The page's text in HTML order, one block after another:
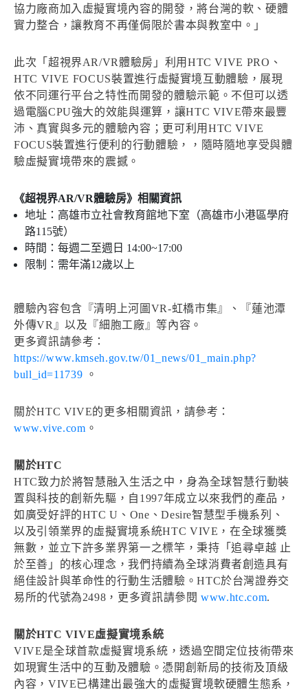
協力廠商加入虛擬實境內容的開發，將台灣的軟、硬體
實力整合，讓教育不再僅侷限於書本與教室中。」
此次「超視界AR/VR體驗房」利用HTC VIVE PRO、
HTC VIVE FOCUS裝置進行虛擬實境互動體驗，展現
依不同運行平台之特性而開發的體驗示範。不但可以透
過電腦CPU強大的效能與運算，讓HTC VIVE帶來最豐
沛、真實與多元的體驗內容；更可利用HTC VIVE
FOCUS裝置進行便利的行動體驗，，隨時隨地享受與體
驗虛擬實境帶來的震撼。
《超視界AR/VR體驗房》相關資訊
地址：高雄市立社會教育館地下室（高雄市小港區學府
路115號）
時間：每週二至週日 14:00~17:00
限制：需年滿12歲以上
體驗內容包含『清明上河圖VR-虹橋市集』、『蓮池潭
外傳VR』以及『細胞工廠』等內容。
更多資訊請參考：
https://www.kmseh.gov.tw/01_news/01_main.php?
bull_id=11739 。
關於HTC VIVE的更多相關資訊，請參考：
www.vive.com 。
關於HTC
HTC致力於將智慧融入生活之中，身為全球智慧行動裝
置與科技的創新先驅，自1997年成立以來我們的產品，
如廣受好評的HTC U、One、Desire智慧型手機系列、
以及引領業界的虛擬實境系統HTC VIVE，在全球獲獎
無數，並立下許多業界第一之標竿，秉持「追尋卓越 止
於至善」的核心理念，我們持續為全球消費者創造具有
絕佳設計與革命性的行動生活體驗。HTC於台灣證券交
易所的代號為2498，更多資訊請參閱 www.htc.com.
關於HTC VIVE虛擬實境系統
VIVE是全球首款虛擬實境系統，透過空間定位技術帶來
如現實生活中的互動及體驗。憑開創新局的技術及頂級
內容，VIVE已構建出最強大的虛擬實境軟硬體生態系，